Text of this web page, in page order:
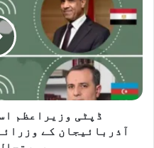
ز
ر
ا
ڈپٹی وزیراعظم
آذربائیجان کے